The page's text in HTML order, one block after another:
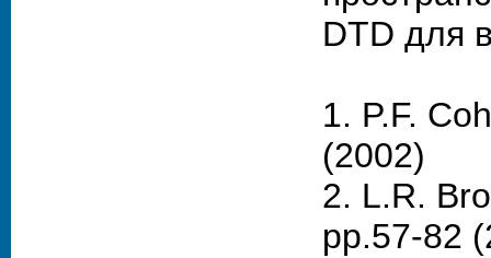
DTD для
1. P.F.
(2002)
2. L.R.
pp.57-82